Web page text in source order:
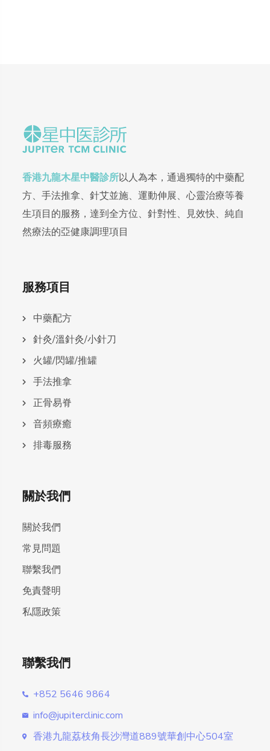
香港九龍木星中醫診所以人為本，通過獨特的中藥配
方、手法推拿、針艾並施、運動伸展、心靈治療等養
生項目的服務，達到全方位、針對性、見效快、純自
然療法的亞健康調理項目
服務項目
中藥配方
針灸/溫針灸/小針刀
火罐/閃罐/推罐
手法推拿
正骨易脊
⾳頻療癒
排毒服務
關於我們
關於我們
常見問題
聯繫我們
免責聲明
私隱政策
聯繫我們
+852 5646 9864
info@jupiterclinic.com
香港九龍荔枝角長沙灣道889號華創中心504室